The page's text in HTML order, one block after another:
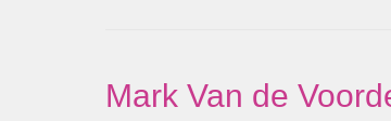
Mark Van de